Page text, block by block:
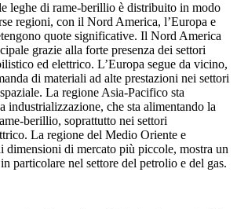
leghe di rame-berillio è distribuito in modo
regioni, con il Nord America, l’Europa e
quote significative. Il Nord America
grazie alla forte presenza dei settori
ed elettrico. L’Europa segue da vicino,
di materiali ad alte prestazioni nei settori
La regione Asia-Pacifico sta
industrializzazione, che sta alimentando la
berillio, soprattutto nei settori
La regione del Medio Oriente e
dimensioni di mercato più piccole, mostra un
particolare nel settore del petrolio e del gas.